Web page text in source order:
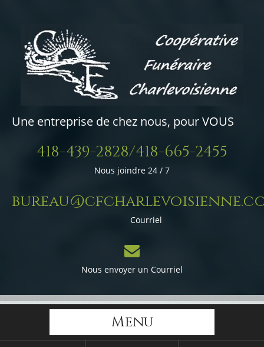
Une entreprise de chez nous, pour VOUS
418-439-2828/418-665-2455
Nous joindre 24 / 7
Courriel
Nous envoyer un Courriel
Menu